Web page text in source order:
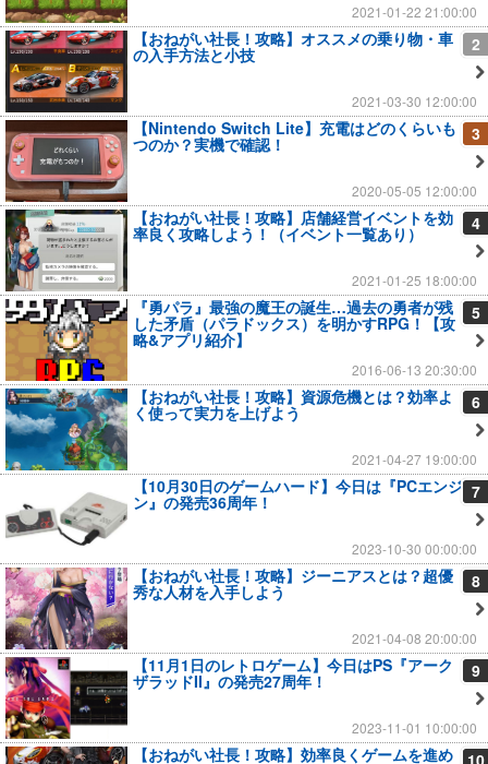
2021-01-22 21:00:00
2
【おねがい社長！攻略】オススメの乗り物・車
の入手方法と小技
2021-03-30 12:00:00
3
【Nintendo Switch Lite】充電はどのくらいも
つのか？実機で確認！
2020-05-05 12:00:00
4
【おねがい社長！攻略】店舗経営イベントを効
率良く攻略しよう！（イベント一覧あり）
2021-01-25 18:00:00
5
『勇パラ』最強の魔王の誕生…過去の勇者が残
した矛盾（パラドックス）を明かすRPG！【攻
略&アプリ紹介】
2016-06-13 20:30:00
6
【おねがい社長！攻略】資源危機とは？効率よ
く使って実力を上げよう
2021-04-27 19:00:00
7
【10月30日のゲームハード】今日は『PCエンジ
ン』の発売36周年！
2023-10-30 00:00:00
8
【おねがい社長！攻略】ジーニアスとは？超優
秀な人材を入手しよう
2021-04-08 20:00:00
9
【11月1日のレトロゲーム】今日はPS『アーク
ザラッドII』の発売27周年！
2023-11-01 10:00:00
10
【おねがい社長！攻略】効率良くゲームを進め